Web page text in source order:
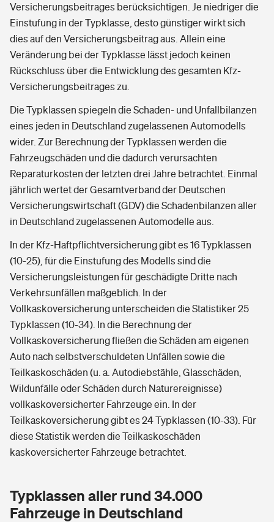
Versicherungsbeitrages berücksichtigen. Je niedriger die
Einstufung in der Typklasse, desto günstiger wirkt sich
dies auf den Versicherungsbeitrag aus. Allein eine
Veränderung bei der Typklasse lässt jedoch keinen
Rückschluss über die Entwicklung des gesamten Kfz-
Versicherungsbeitrages zu.
Die Typklassen spiegeln die Schaden- und Unfallbilanzen
eines jeden in Deutschland zugelassenen Automodells
wider. Zur Berechnung der Typklassen werden die
Fahrzeugschäden und die dadurch verursachten
Reparaturkosten der letzten drei Jahre betrachtet. Einmal
jährlich wertet der Gesamtverband der Deutschen
Versicherungswirtschaft (GDV) die Schadenbilanzen aller
in Deutschland zugelassenen Automodelle aus.
In der Kfz-Haftpflichtversicherung gibt es 16 Typklassen
(10-25), für die Einstufung des Modells sind die
Versicherungsleistungen für geschädigte Dritte nach
Verkehrsunfällen maßgeblich. In der
Vollkaskoversicherung unterscheiden die Statistiker 25
Typklassen (10-34). In die Berechnung der
Vollkaskoversicherung fließen die Schäden am eigenen
Auto nach selbstverschuldeten Unfällen sowie die
Teilkaskoschäden (u. a. Autodiebstähle, Glasschäden,
Wildunfälle oder Schäden durch Naturereignisse)
vollkaskoversicherter Fahrzeuge ein. In der
Teilkaskoversicherung gibt es 24 Typklassen (10-33). Für
diese Statistik werden die Teilkaskoschäden
kaskoversicherter Fahrzeuge betrachtet.
Typklassen aller rund 34.000
Fahrzeuge in Deutschland